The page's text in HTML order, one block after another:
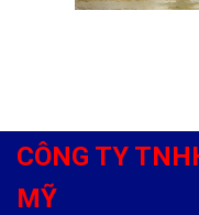
CÔNG TY
MỸ